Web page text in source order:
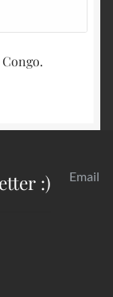
:) Email